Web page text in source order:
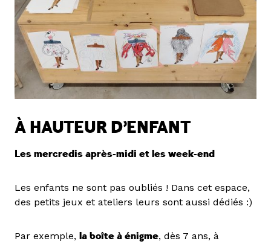
À HAUTEUR D’ENFANT
Les mercredis après-midi et les week-end
Les enfants ne sont pas oubliés ! Dans cet espace,
des petits jeux et ateliers leurs sont aussi dédiés :)
Par exemple, la boîte à énigme, dès 7 ans, à